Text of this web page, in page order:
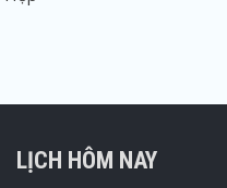
LỊCH HÔM NAY